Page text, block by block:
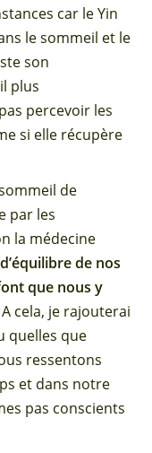
car le Yin
le sommeil et le
son
plus
percevoir les
si elle récupère
de
par les
la médecine
d’équilibre de nos
que nous y
A cela, je rajouterai
quelles que
ressentons
et dans notre
pas conscients